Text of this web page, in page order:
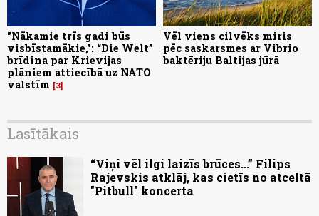
"Nākamie trīs gadi būs
visbīstamākie,": “Die Welt”
brīdina par Krievijas
plāniem attiecībā uz NATO
valstīm
3
Vēl viens cilvēks miris
pēc saskarsmes ar Vibrio
baktēriju Baltijas jūrā
Lasītākais
“Viņi vēl ilgi laizīs brūces...” Filips
Rajevskis atklāj, kas cietīs no atceltā
"Pitbull" koncerta